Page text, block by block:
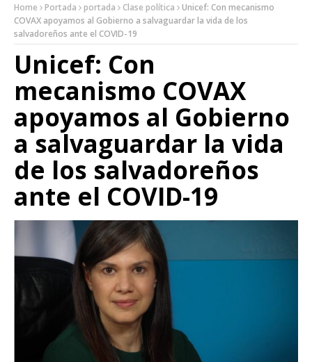
Home Portada portada Clase política
Unicef: Con mecanismo
COVAX apoyamos al Gobierno a salvaguardar la vida de los
salvadoreños ante el COVID-19
Unicef: Con
mecanismo COVAX
apoyamos al Gobierno
a salvaguardar la vida
de los salvadoreños
ante el COVID-19